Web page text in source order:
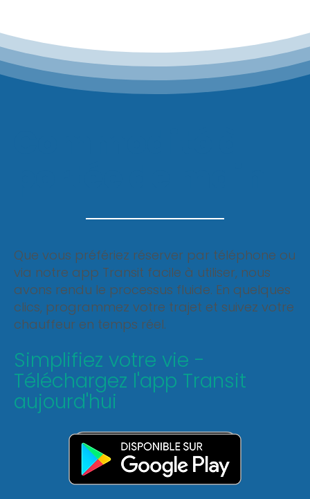
Que vous préfériez réserver par téléphone ou
via notre app Transit facile à utiliser, nous
avons rendu le processus fluide. En quelques
clics, programmez votre trajet et suivez votre
chauffeur en temps réel.
Simplifiez votre vie -
Téléchargez l'app Transit
aujourd'hui